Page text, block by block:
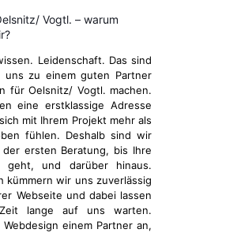
Vogtl. – warum
Leidenschaft. Das sind
uns zu einem guten Partner
für Oelsnitz/ Vogtl. machen.
eine erstklassige Adresse
mit Ihrem Projekt mehr als
fühlen. Deshalb sind wir
ersten Beratung, bis Ihre
geht, und darüber hinaus.
kümmern wir uns zuverlässig
Webseite und dabei lassen
lange auf uns warten.
einem Partner an,